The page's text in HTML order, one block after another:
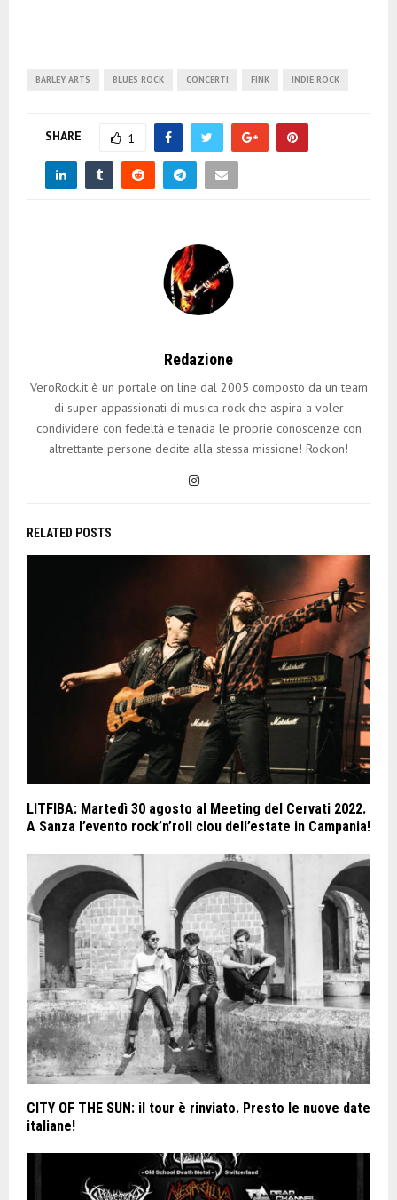
BARLEY ARTS BLUES ROCK CONCERTI FINK INDIE ROCK
SHARE 1
Redazione
VeroRock.it è un portale on line dal 2005 composto da un team
di super appassionati di musica rock che aspira a voler
condividere con fedeltà e tenacia le proprie conoscenze con
altrettante persone dedite alla stessa missione! Rock'on!
RELATED POSTS
LITFIBA: Martedì 30 agosto al Meeting del Cervati 2022.
A Sanza l’evento rock’n’roll clou dell’estate in Campania!
CITY OF THE SUN: il tour è rinviato. Presto le nuove date
italiane!